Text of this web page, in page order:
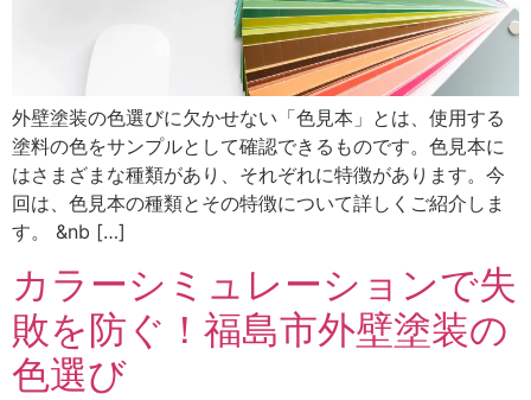
外壁塗装の色選びに欠かせない「色見本」とは、使用する
塗料の色をサンプルとして確認できるものです。色見本に
はさまざまな種類があり、それぞれに特徴があります。今
回は、色見本の種類とその特徴について詳しくご紹介しま
す。 &nb […]
カラーシミュレーションで失
敗を防ぐ！福島市外壁塗装の
色選び